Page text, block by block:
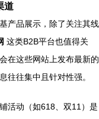
道
产品展示，除了关注其线
这类B2B平台也值得关
在这些网站上发布最新的
往往集中且针对性强。
活动（如618、双11）是